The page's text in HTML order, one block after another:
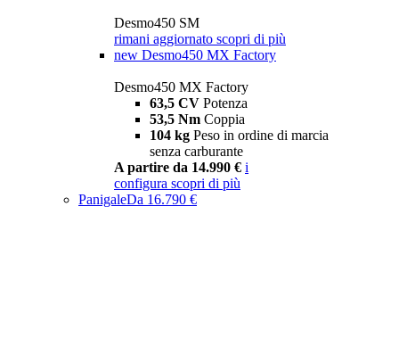
Desmo450 SM
rimani aggiornato scopri di più
new Desmo450 MX Factory
Desmo450 MX Factory
63,5 CV Potenza
53,5 Nm Coppia
104 kg Peso in ordine di marcia
senza carburante
A partire da 14.990 € i
configura scopri di più
PanigaleDa 16.790 €